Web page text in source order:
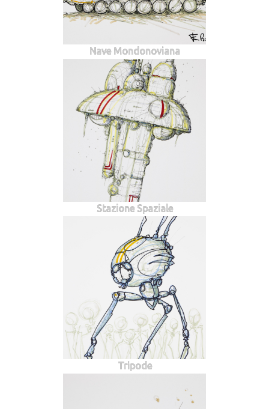
Nave Mondonoviana
Stazione Spaziale
Tripode